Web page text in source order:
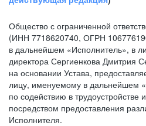
Общество с ограниченной
(ИНН 7718620740, ОГРН
в дальнейшем «Исполнитель», в
директора Сергиенкова Дмитрия
на основании Устава,
лицу, именуемому в дальнейшем
по содействию в трудоустройстве
посредством предоставления
Исполнителя.